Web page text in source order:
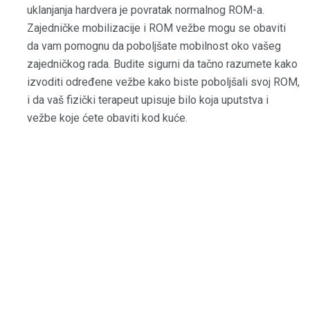
uklanjanja hardvera je povratak normalnog ROM-a.
Zajedničke mobilizacije i ROM vežbe mogu se obaviti
da vam pomognu da poboljšate mobilnost oko vašeg
zajedničkog rada. Budite sigurni da tačno razumete kako
izvoditi određene vežbe kako biste poboljšali svoj ROM,
i da vaš fizički terapeut upisuje bilo koja uputstva i
vežbe koje ćete obaviti kod kuće.